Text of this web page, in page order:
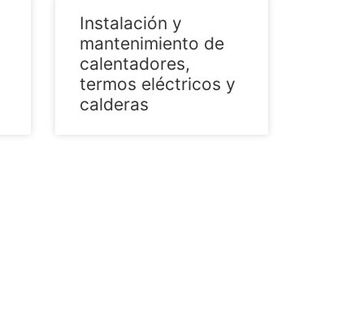
Instalación y
mantenimiento de
calentadores,
termos eléctricos y
calderas